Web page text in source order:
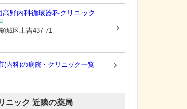
高野内科循環器科クリニック
頸城区上吉437-71
(内科)の病院・クリニック一覧
ニック 近隣の薬局